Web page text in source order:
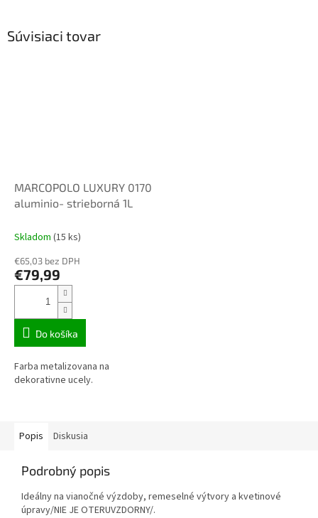
Súvisiaci tovar
MARCOPOLO LUXURY 0170
aluminio- strieborná 1L
Skladom (15 ks)
€65,03 bez DPH
€79,99
Do košíka
Farba metalizovana na
dekorativne ucely.
Popis Diskusia
Podrobný popis
Ideálny na vianočné výzdoby, remeselné výtvory a kvetinové
úpravy/NIE JE OTERUVZDORNY/.